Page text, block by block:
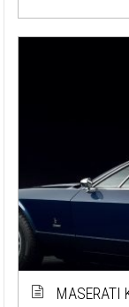
MASERATI